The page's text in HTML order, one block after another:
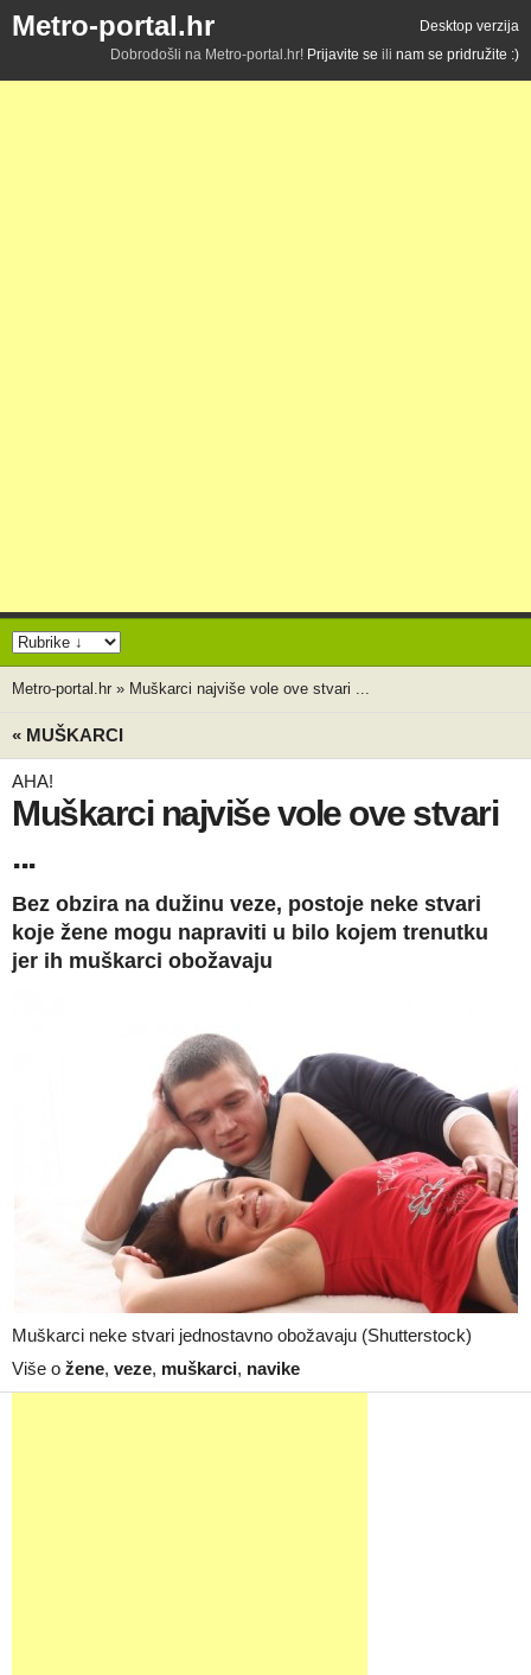
Metro-portal.hr
Desktop verzija
Dobrodošli na Metro-portal.hr! Prijavite se ili nam se pridružite :)
Metro-portal.hr » Muškarci najviše vole ove stvari ...
« MUŠKARCI
AHA!
Muškarci najviše vole ove stvari
...
Bez obzira na dužinu veze, postoje neke stvari
koje žene mogu napraviti u bilo kojem trenutku
jer ih muškarci obožavaju
Muškarci neke stvari jednostavno obožavaju (Shutterstock)
Više o žene, veze, muškarci, navike